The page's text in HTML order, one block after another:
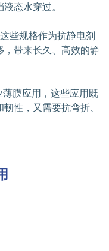
态水穿过。
些规格作为抗静电剂
，带来长久、高效的静
膜应用，这些应用既
性，又需要抗弯折、